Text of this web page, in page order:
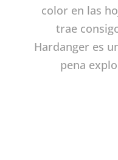
color en las
trae
Hardanger es
pena